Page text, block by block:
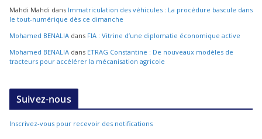
Mahdi Mahdi dans Immatriculation des véhicules : La procédure bascule dans
le tout-numérique dès ce dimanche
Mohamed BENALIA dans FIA : Vitrine d’une diplomatie économique active
Mohamed BENALIA dans ETRAG Constantine : De nouveaux modèles de
tracteurs pour accélérer la mécanisation agricole
Suivez-nous
Inscrivez-vous pour recevoir des notifications